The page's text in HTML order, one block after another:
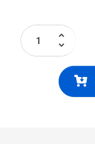
keyboard_arrow_up
keyboard_arrow_down